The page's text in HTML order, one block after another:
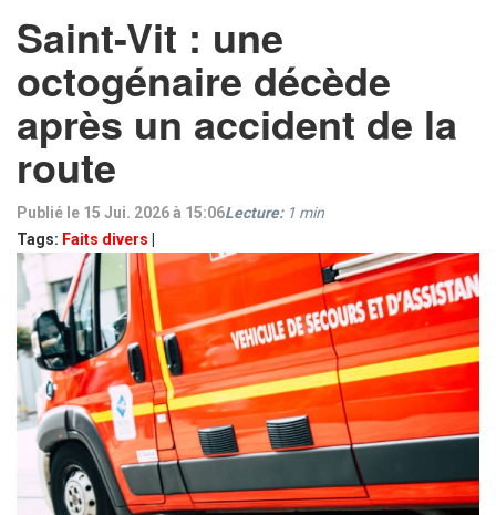
Saint-Vit : une
octogénaire décède
après un accident de la
route
Publié le 15 Jui. 2026 à 15:06
Tags: Faits divers
Lecture: 1 min